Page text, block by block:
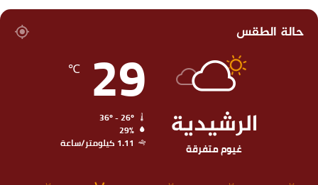
حالة الطقس
الرشيدية
غيوم متفرقة
29
℃
29%
1.11 كيلومتر/ساعة